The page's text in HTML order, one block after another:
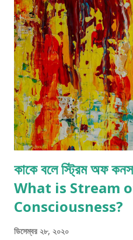
কাকে বলে স্ট্রিম অফ
What is Stream
Consciousness?
ডিসেম্বর ২৮, ২০২০